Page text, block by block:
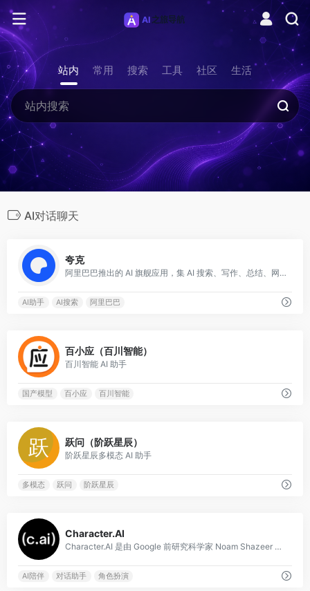
站内 常用 搜索 工具 社区 生活
AI对话聊天
夸克
阿里巴巴推出的 AI 旗舰应用，集 AI 搜索、写作、总结、网盘等能力于一体。
AI助手 AI搜索 阿里巴巴
百小应（百川智能）
百川智能 AI 助手
国产模型 百小应 百川智能
跃问（阶跃星辰）
阶跃星辰多模态 AI 助手
多模态 跃问 阶跃星辰
Character.AI
Character.AI 是由 Google 前研究科学家 Noam Shazeer 和 Daniel De Freitas 创立的 AI 对话平台，于 202
AI陪伴 对话助手 角色扮演